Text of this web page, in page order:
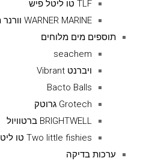
TLF טו ליטל פיש
WARNER MARINE וורנר מרין
תוספים מים מלוחים
seachem
ויברנט Vibrant
Bacto Balls
Grotech גרוטק
BRIGHTWELL ברטוויול
Two little fishies טו ליטל פיש
ערכות בדיקה